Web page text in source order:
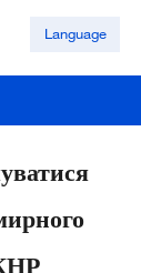
Language